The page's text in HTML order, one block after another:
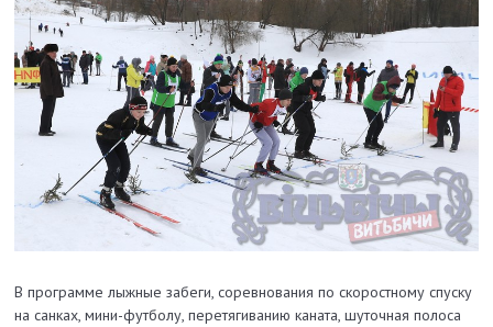
В программе лыжные забеги, соревнования по скоростному спуску
на санках, мини-футболу, перетягиванию каната, шуточная полоса